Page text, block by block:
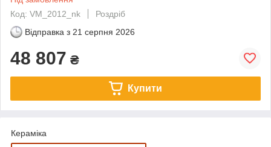
Код: VM_2012_nk
Роздріб
Відправка з 21 серпня 2026
48 807 ₴
Купити
Кераміка